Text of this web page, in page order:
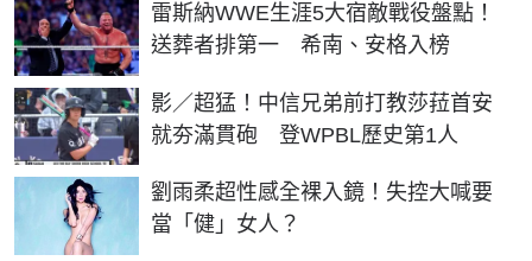
雷斯納WWE生涯5大宿敵戰役盤點！
送葬者排第一 希南、安格入榜
影／超猛！中信兄弟前打教莎菈首安
就夯滿貫砲 登WPBL歷史第1人
劉雨柔超性感全裸入鏡！失控大喊要
當「健」女人？